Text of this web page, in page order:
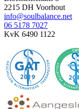
2215 DH Voorhout
info@soulbalance.net
06 5178 7027
KvK 6490 1122